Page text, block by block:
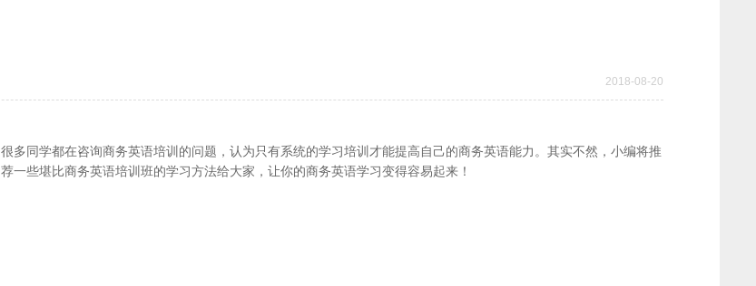
2018-08-20
很多同学都在咨询商务英语培训的问题，认为只有系统的学习培训才能提高自己的商务英语能力。其实不然，小编将推
荐一些堪比商务英语培训班的学习方法给大家，让你的商务英语学习变得容易起来！